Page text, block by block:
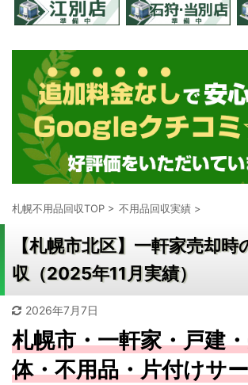
札幌不用品回収TOP > 不用品回収実績 >
【札幌市北区】一軒家売却時
収（2025年11月実績）
2026年7月7日
札幌市・一軒家・戸建
体・不用品・片付けサ